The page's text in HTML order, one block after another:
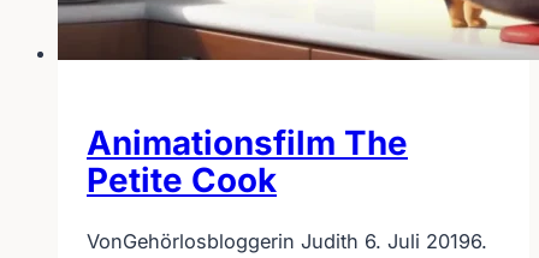
Animationsfilm The
Petite Cook
VonGehörlosbloggerin Judith 6. Juli 20196.